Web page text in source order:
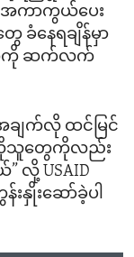
အကာကွယ်ပေး
ခံနေရချိန်မှာ
ေကို ဆက်လက်
ချက်လို ထင်မြင်
လိုသူတွေကိုလည်း
လို့ USAID
နှိုးဆော်ခဲ့ပါ